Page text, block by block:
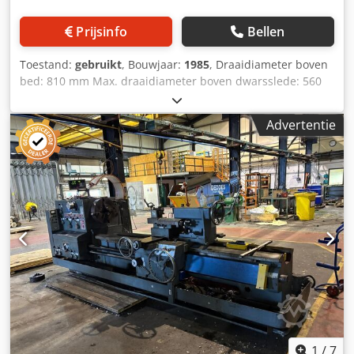
mm, conus 1:20 - Spilsnelheden: 7-720 omw/min -
Schroefdraad snijden: metrisch 1-240 mm (52 stappen),
Lengtevoeding 0,1-24,3 mm/omw, dwarvoeding 0,05-12,5
mm/omw - Snelle voeding in de lengte/dwarserichting:
4.000 / 2.000 mm/min - Gereedschapdoorsnede: 50 x 50
mm - Verplaatsing dwarsgeleider: 420 mm, bovengeleider:
200 mm - Losse centerpen Ø 100 mm, Morse-kegel MK 6,
slag 240 mm - Vaste center, meeneemcenter,
tandwielwissels - Hoofdmotor: 11 kW, snelle voedingmotor:
1,1 kW - Werkstukgewicht tussen de centers: max. 2 t, in de
klauwplaat: max. 500 kg - Totaalgewicht: ca. 5.500 kg
STANDAARDUITRUSTING - Multifix snelwisselsysteem voor
gereedschapshouders maat D1 met 4
gereedschapshouders - 4-baks draaitafel Ø 800 mm, 3-
baks draaibankklauwplaat Ø 500 mm incl.
klauwplaatflenzen 350/500 mm - 3-assige digitale uitlezing
SINO SDS6-3V - Vaste center, meeneemcenter - Volledige
koelmiddelsysteem - Elektrische eindstop in de
lengterichting, halogeenmachineverlichting - Duitse en
Prijsinfo Bellen
Toestand: gebruikt, Bouwjaar: 1985, Draaidiameter boven
bed: 810 mm Max. draaidiameter boven dwarsslede: 560
mm Dkodpfx Afoxn Ty Rj Usr Spitsafstand: 00 mm
Bedbreedte: 480 mm Verplaatsing van de dwarsslede: 400
mm Verplaatsing bovensupport: 180 mm
Gereedschapshouder doorsnede: 32 x 25 mm
Aandrijfsvermogen: 22 kW Koppel op de spil: 30 Nm
Spilkop: maat 11, DIN 55027 Spildiameter in voorste lager:
152,4 mm Spilboring: 106 mm Toerentalbereik: 9 - 1800
tpm Aantal toerentallen: 24 Langsvoedingen: 0,092 -
mm/omw Dwarsvoedingen: 0,046 - mm/omw Metrische
schroefdraad: 0,5-112 mm Inch-schroefdraad: 1/4 - 56 G/1"
Schroefdraad module: mm Schroefdraad DP: 1 - 224 Pitch
Diameter van de pinolereitstock: 115 mm Pinole
verstelling: 225 mm Conus in pinole: MK 6
Werkstukgewicht tussen de centers max.: 00 kg Max.
werkstukgewicht - uitkragend: 750 kg Röhm
drieklauwplaat, Ø Machineafmetingen ca.:
Advertentie